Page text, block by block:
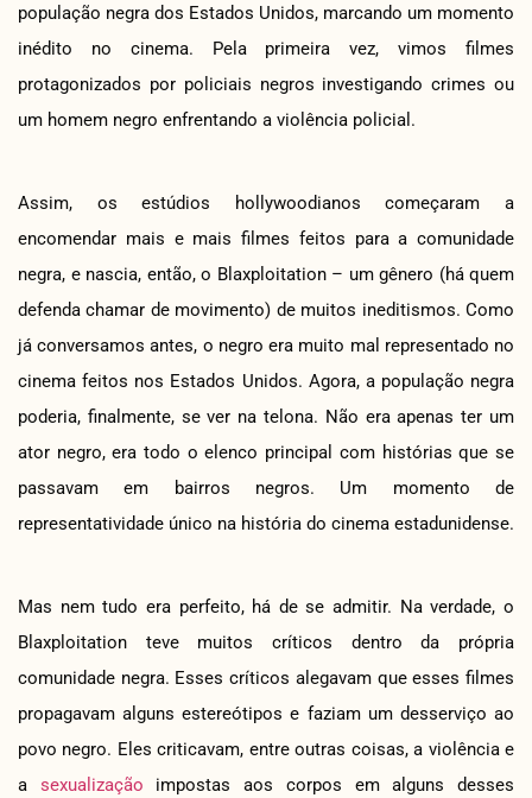
população negra dos Estados Unidos, marcando um momento
inédito no cinema. Pela primeira vez, vimos filmes
protagonizados por policiais negros investigando crimes ou
um homem negro enfrentando a violência policial.
Assim, os estúdios hollywoodianos começaram a
encomendar mais e mais filmes feitos para a comunidade
negra, e nascia, então, o Blaxploitation – um gênero (há quem
defenda chamar de movimento) de muitos ineditismos. Como
já conversamos antes, o negro era muito mal representado no
cinema feitos nos Estados Unidos. Agora, a população negra
poderia, finalmente, se ver na telona. Não era apenas ter um
ator negro, era todo o elenco principal com histórias que se
passavam em bairros negros. Um momento de
representatividade único na história do cinema estadunidense.
Mas nem tudo era perfeito, há de se admitir. Na verdade, o
Blaxploitation teve muitos críticos dentro da própria
comunidade negra. Esses críticos alegavam que esses filmes
propagavam alguns estereótipos e faziam um desserviço ao
povo negro. Eles criticavam, entre outras coisas, a violência e
a sexualização impostas aos corpos em alguns desses